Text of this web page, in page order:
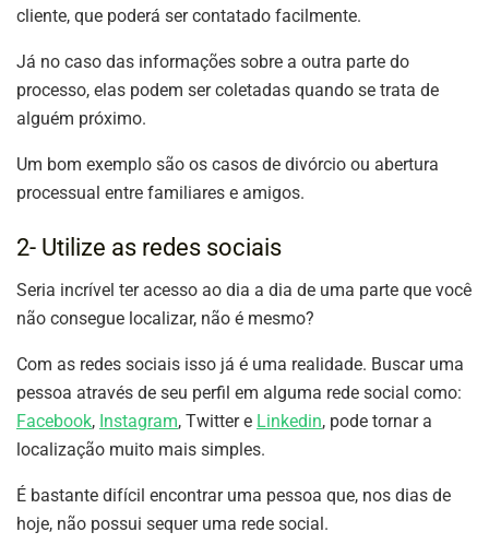
cliente, que poderá ser contatado facilmente.
Já no caso das informações sobre a outra parte do
processo, elas podem ser coletadas quando se trata de
alguém próximo.
Um bom exemplo são os casos de divórcio ou abertura
processual entre familiares e amigos.
2- Utilize as redes sociais
Seria incrível ter acesso ao dia a dia de uma parte que você
não consegue localizar, não é mesmo?
Com as redes sociais isso já é uma realidade. Buscar uma
pessoa através de seu perfil em alguma rede social como:
Facebook, Instagram, Twitter e Linkedin, pode tornar a
localização muito mais simples.
É bastante difícil encontrar uma pessoa que, nos dias de
hoje, não possui sequer uma rede social.